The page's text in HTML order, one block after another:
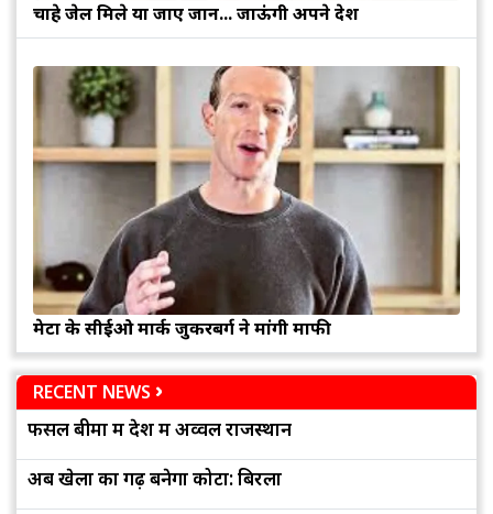
चाहे जेल मिले या जाए जान... जाऊंगी अपने देश
मेटा के सीईओ मार्क जुकरबर्ग ने मांगी माफी
RECENT NEWS
फसल बीमा में देश में अव्वल राजस्थान
अब खेलों का गढ़ बनेगा कोटा: बिरला